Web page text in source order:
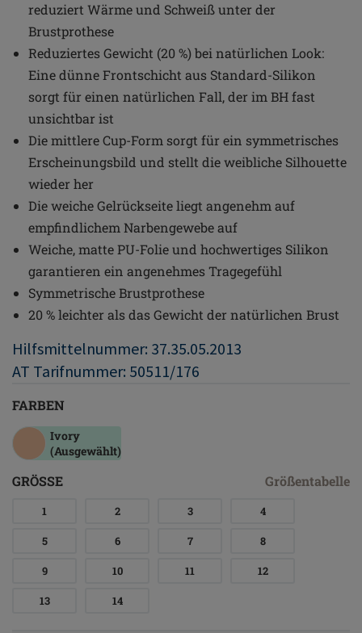
reduziert Wärme und Schweiß unter der
Brustprothese
Reduziertes Gewicht (20 %) bei natürlichen Look:
Eine dünne Frontschicht aus Standard-Silikon
sorgt für einen natürlichen Fall, der im BH fast
unsichtbar ist
Die mittlere Cup-Form sorgt für ein symmetrisches
Erscheinungsbild und stellt die weibliche Silhouette
wieder her
Die weiche Gelrückseite liegt angenehm auf
empfindlichem Narbengewebe auf
Weiche, matte PU-Folie und hochwertiges Silikon
garantieren ein angenehmes Tragegefühl
Symmetrische Brustprothese
20 % leichter als das Gewicht der natürlichen Brust
Hilfsmittelnummer: 37.35.05.2013
AT Tarifnummer: 50511/176
FARBEN
Ivory
(Ausgewählt)
GRÖSSE Größentabelle
1 2 3 4
5 6 7 8
9 10 11 12
13 14